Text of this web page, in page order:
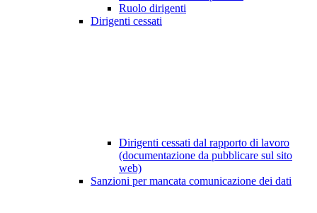
Ruolo dirigenti
Dirigenti cessati
Dirigenti cessati dal rapporto di lavoro
(documentazione da pubblicare sul sito
web)
Sanzioni per mancata comunicazione dei dati